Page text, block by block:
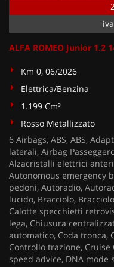
ALFA ROMEO Junior 1.2
Km 0, 06/2026
Elettrica/Benzina
1.199 Cm³
Rosso Metallizzato
6 Airbags, ABS, ABS,
laterali, Airbag
Alzacristalli elettrici
Autonomous emergency
pedoni, Autoradio,
lucido, Bracciolo,
Calotte specchietti
lega, Chiusura
automatico, Coda tronca,
Controllo trazione,
speed advice, DNA